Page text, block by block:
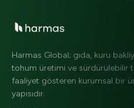
Harmas Global; gıda, kuru
tohum üretimi ve sürdürülebilir
faaliyet gösteren kurumsal bir
yapısıdır.